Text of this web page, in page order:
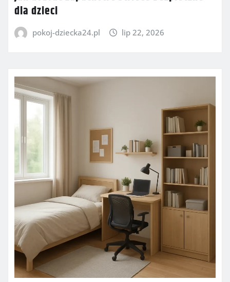
dla dzieci
pokoj-dziecka24.pl lip 22, 2026